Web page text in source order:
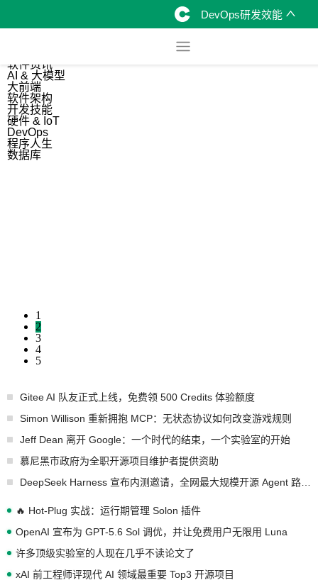
DevOps研发效能
软件资讯
AI & 大模型
大前端
软件架构
开发技能
硬件 & IoT
DevOps
程序人生
数据库
1
2
3
4
5
Gitee AI 队友正式上线，免费领 500 Credits 体验额度
Simon Willison 重新拥抱 MCP：无状态协议如何改变游戏规则
Jeff Dean 离开 Google：一个时代的结束，一个实验室的开始
慕尼黑市政府为全职开源项目维护者提供资助
🔥 Hot-Plug 实战：运行期管理 Solon 插件
OpenAI 宣布为 GPT-5.6 Sol 调优，并让免费用户无限用 Luna
许多顶级实验室的人现在几乎不读论文了
xAI 前工程师评现代 AI 领域最重要 Top3 开源项目